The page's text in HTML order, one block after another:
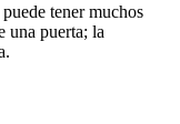
tener muchos
una puerta; la